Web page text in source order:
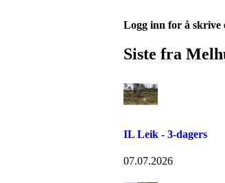
Logg inn for å skrive
Siste fra
IL Leik - 3-dagers
07.07.2026